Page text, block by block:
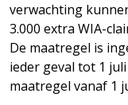
verwachting
3.000 extra WIA-
De maatregel is
ieder geval tot 1
maatregel vanaf 1